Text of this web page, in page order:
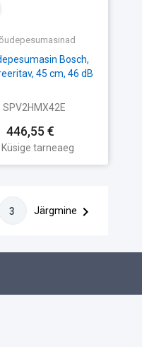
Bosch,
45 cm, 46 dB
SPV2HMX42E
446,55 €
Küsige tarneaeg
3 Järgmine 